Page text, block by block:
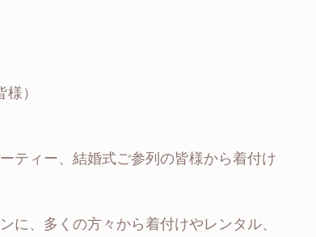
）
ティー、結婚式ご参列の皆様から着付け
に、多くの方々から着付けやレンタル、